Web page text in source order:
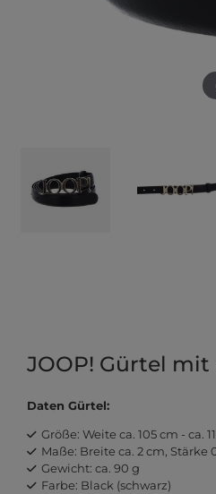
JOOP! Gürtel
Daten Gürtel:
Größe: Weite ca. 105 cm - ca.
Maße: Breite ca. 2 cm, Stärke
Gewicht: ca. 90 g
Farbe: Black (schwarz)